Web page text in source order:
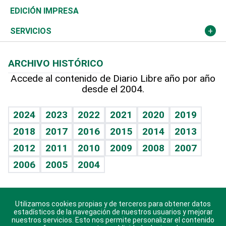
Caribe
Resto del mundo
Global y variable
Economía personal
Novedades
Podcast Arte Libre
Hablando con el pediatra
Vida y familia
Eñe
Celebrando la vida
Sin complejos
En pocas palabras
Escuchando al corazón
Olimpismo
Más deportes
Línea de hit
TBT Deportivo
Noticiero Poteleche
Columnistas
Martes de tecnología
Cambio climático
Deportes
Opinión
Hecho en casa
Guía del dinero
EDICIÓN IMPRESA
SERVICIOS
Cumpleaños
Horóscopos
Crucigramas
ARCHIVO HISTÓRICO
Accede al contenido de Diario Libre año por año
desde el 2004.
2024 2023 2022 2021 2020
2019
2018
2017 2016 2015 2014
2013
2012
2011 2010 2009 2008
2007
2006
2005 2004
Descarga nuestras aplicaciones para Android, iOS y
sistema Huawei.
Utilizamos cookies propias y de terceros para obtener datos
estadísticos de la navegación de nuestros usuarios y mejorar
nuestros servicios. Esto nos permite personalizar el contenido